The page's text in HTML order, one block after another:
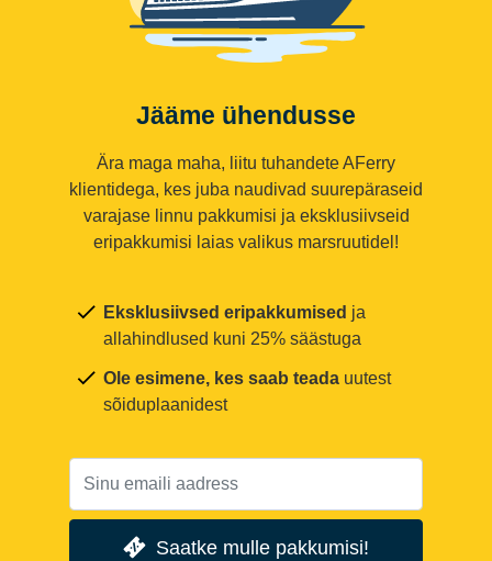
Jääme ühendusse
Ära maga maha, liitu tuhandete AFerry
klientidega, kes juba naudivad suurepäraseid
varajase linnu pakkumisi ja eksklusiivseid
eripakkumisi laias valikus marsruutidel!
Eksklusiivsed eripakkumised ja
allahindlused kuni 25% säästuga
Ole esimene, kes saab teada uutest
sõiduplaanidest
Saatke mulle pakkumisi!